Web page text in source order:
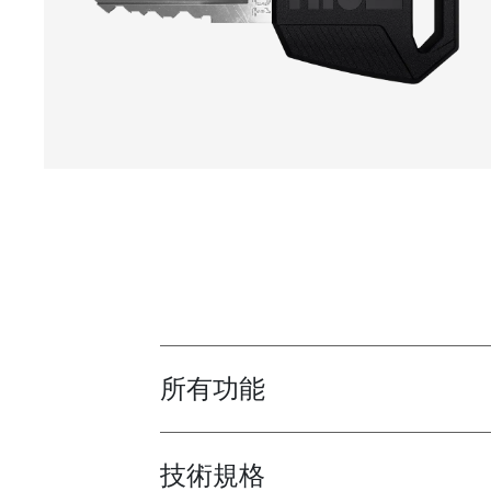
Toggle features
所有功能
Toggle techspec
技術規格